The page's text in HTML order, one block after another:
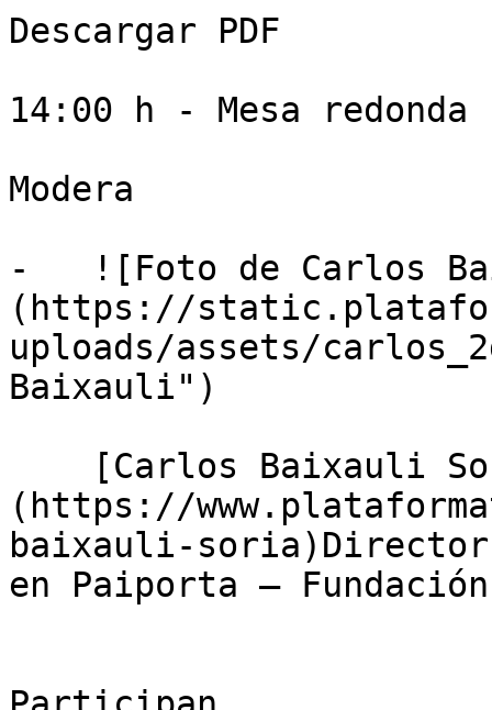
Descargar PDF
14:00 h - Mesa redonda
Modera
-   ![Foto de Carlos
(https://
uploads/assets/
Baixauli")
(https://
baixauli-soria)Director
en Paiporta — Fundación